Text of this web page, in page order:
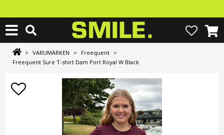
> VARUMÄRKEN > Freequent >
Freequent Sure T-shirt Dam Port Royal W Black